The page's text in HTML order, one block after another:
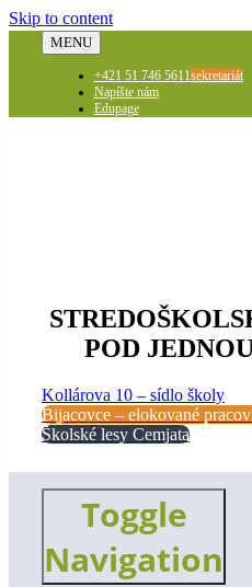
Skip to content
MENU
+421 51 746 5611sekretariát
Napíšte nám
Edupage
POD
Kollárova 10 – sídlo školy
Bijacovce – elokované
Školské lesy Cemjata
Toggle
Navigation